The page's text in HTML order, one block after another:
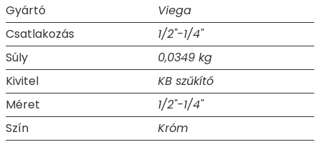
Gyártó
Viega
Csatlakozás
1/2"-1/4"
Súly
0,0349 kg
Kivitel
KB szűkítő
Méret
1/2"-1/4"
Szín
Króm